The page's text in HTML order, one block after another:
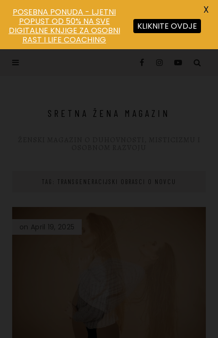
SRETNA ŽENA MAGAZIN
TAG: TRANSGENERACIJSKI OBRASCI O NOVCU
on April 19, 2025
POSEBNA PONUDA - LJETNI
POPUST OD 50% NA SVE
DIGITALNE KNJIGE ZA OSOBNI
RAST I LIFE COACHING
KLIKNITE OVDJE
X